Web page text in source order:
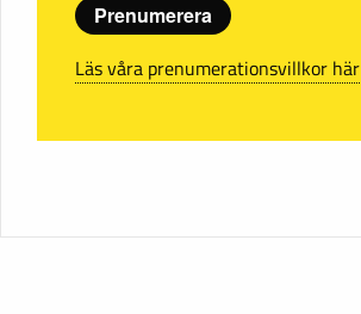
Prenumerera
Läs våra prenumerationsvillkor här